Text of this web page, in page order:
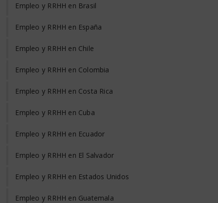
Empleo y RRHH en Brasil
Empleo y RRHH en España
Empleo y RRHH en Chile
Empleo y RRHH en Colombia
Empleo y RRHH en Costa Rica
Empleo y RRHH en Cuba
Empleo y RRHH en Ecuador
Empleo y RRHH en El Salvador
Empleo y RRHH en Estados Unidos
Empleo y RRHH en Guatemala